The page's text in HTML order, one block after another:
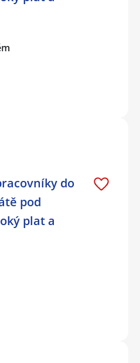
do
pod
plat a